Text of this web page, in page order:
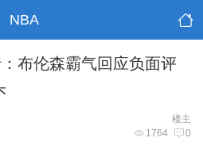
NBA
布伦森霸气回应负面评
楼主
1764 0